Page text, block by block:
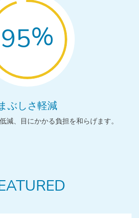
95%
ぶしさ軽減
減、目にかかる負担を和らげます。